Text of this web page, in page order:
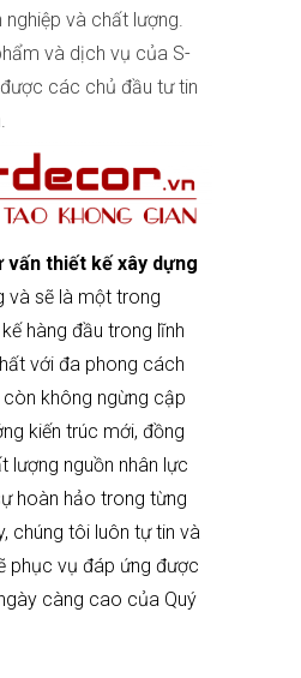
và chất lượng.
và dịch vụ của S-
các chủ đầu tư tin
vấn thiết kế xây dựng
và sẽ là một trong
hàng đầu trong lĩnh
với đa phong cách
còn không ngừng cập
kiến trúc mới, đồng
lượng nguồn nhân lực
hoàn hảo trong từng
chúng tôi luôn tự tin và
phục vụ đáp ứng được
càng cao của Quý